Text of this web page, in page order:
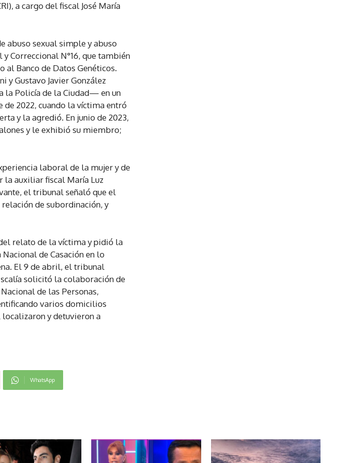
a cargo del fiscal José María
abuso sexual simple y abuso
Correccional N°16, que también
Banco de Datos Genéticos.
y Gustavo Javier González
la Policía de la Ciudad— en un
2022, cuando la víctima entró
y la agredió. En junio de 2023,
y le exhibió su miembro;
laboral de la mujer y de
la auxiliar fiscal María Luz
el tribunal señaló que el
de subordinación, y
relato de la víctima y pidió la
de Casación en lo
El 9 de abril, el tribunal
solicitó la colaboración de
de las Personas,
varios domicilios
y detuvieron a
WhatsApp